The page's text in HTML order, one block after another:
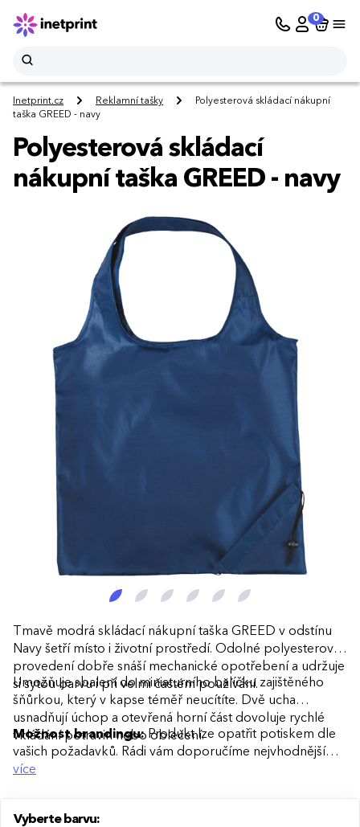
0
Inetprint.cz Reklamní tašky
Polyesterová skládací nákupní
taška GREED - navy
Polyesterová skládací
nákupní taška GREED - navy
Tmavě modrá skládací nákupní taška GREED v odstínu
Navy šetří místo i životní prostředí. Odolné polyesterové
provedení dobře snáší mechanické opotřebení a udržuje
si sytou barvu i při velmi častém používání.
Umožňuje sbalení do miniaturního balíčku zajištěného
šňůrkou, který v kapse téměř neucítíte. Dvě ucha
usnadňují úchop a otevřená horní část dovoluje rychlé
vkládání potravin nebo oblečení.
Možnost brandingu:Produkt lze opatřit potiskem dle
vašich požadavků. Rádi vám doporučíme nejvhodnější
technologii potisku s ohledem na design i váš rozpočet.
více
Vyberte barvu: